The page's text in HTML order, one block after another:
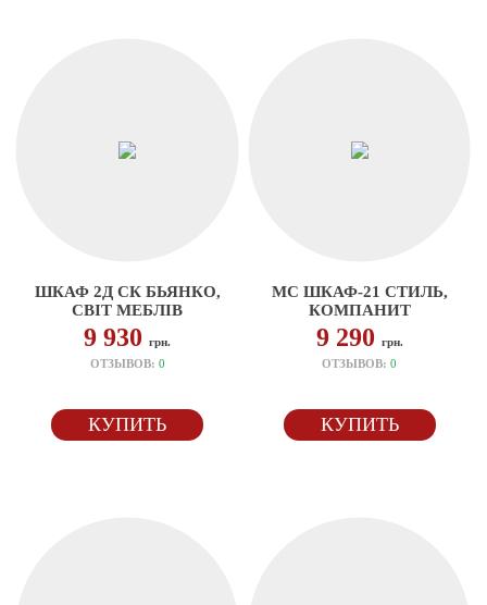
ШКАФ 2Д СК БЬЯНКО,
СВІТ МЕБЛІВ
9 930грн.
ОТЗЫВОВ: 0
КУПИТЬ
МС ШКАФ-21 СТИЛЬ,
КОМПАНИТ
9 290 грн.
ОТЗЫВОВ:0
КУПИТЬ